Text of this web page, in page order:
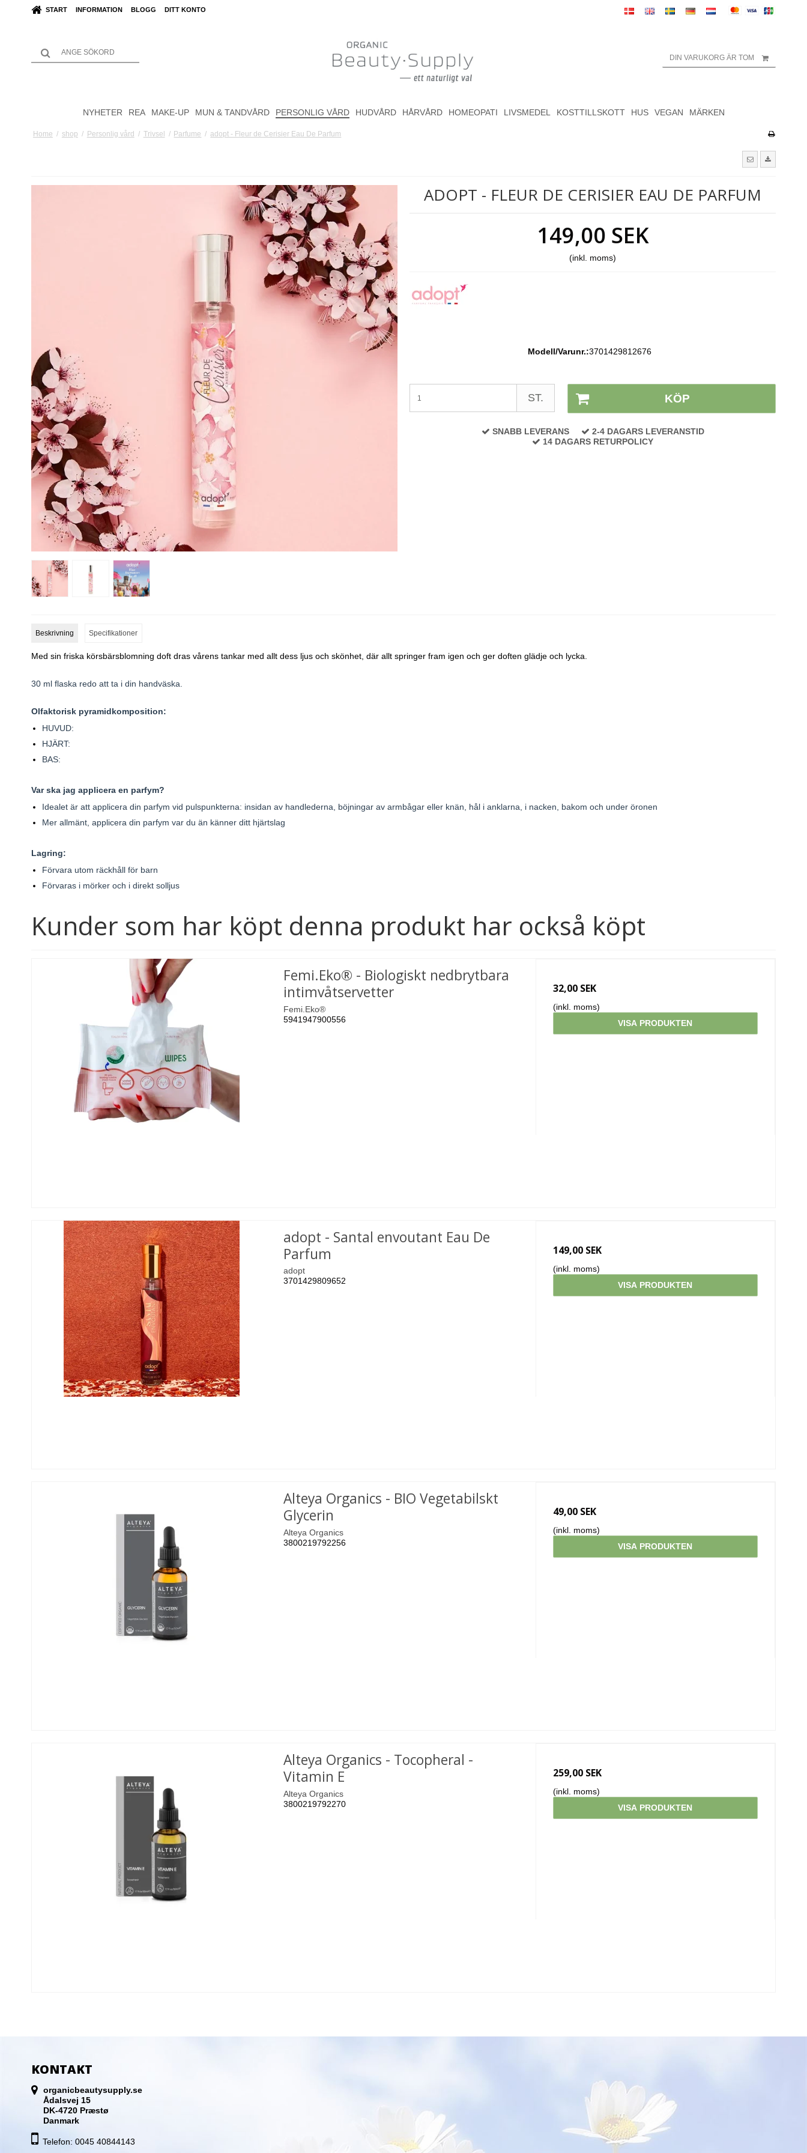
START INFORMATION BLOGG DITT KONTO
DIN VARUKORG ÄR TOM
NYHETER REA MAKE-UP MUN & TANDVÅRD PERSONLIG VÅRD HUDVÅRD HÅRVÅRD HOMEOPATI LIVSMEDEL KOSTTILLSKOTT HUS VEGAN MÄRKEN
Home / shop / Personlig vård / Trivsel / Parfume / adopt - Fleur de Cerisier Eau De Parfum
ADOPT - FLEUR DE CERISIER EAU DE PARFUM
149,00 SEK
(inkl. moms)
Modell/Varunr.:3701429812676
ST. KÖP
SNABB LEVERANS
2-4 DAGARS LEVERANSTID
14 DAGARS RETURPOLICY
Beskrivning Specifikationer
Med sin friska körsbärsblomning doft dras vårens tankar med allt dess ljus och skönhet, där allt springer fram igen och ger doften glädje och lycka.
30 ml flaska redo att ta i din handväska.
Olfaktorisk pyramidkomposition:
HUVUD:
HJÄRT:
BAS:
Var ska jag applicera en parfym?
Idealet är att applicera din parfym vid pulspunkterna: insidan av handlederna, böjningar av armbågar eller knän, hål i anklarna, i nacken, bakom och under öronen
Mer allmänt, applicera din parfym var du än känner ditt hjärtslag
Lagring:
Förvara utom räckhåll för barn
Förvaras i mörker och i direkt solljus
Kunder som har köpt denna produkt har också köpt
Femi.Eko® - Biologiskt nedbrytbara
intimvåtservetter
Femi.Eko®
5941947900556
32,00 SEK
(inkl. moms)
VISA PRODUKTEN
adopt - Santal envoutant Eau De
Parfum
adopt
3701429809652
149,00 SEK
(inkl. moms)
VISA PRODUKTEN
Alteya Organics - BIO Vegetabilskt
Glycerin
Alteya Organics
3800219792256
49,00 SEK
(inkl. moms)
VISA PRODUKTEN
Alteya Organics - Tocopheral -
Vitamin E
Alteya Organics
3800219792270
259,00 SEK
(inkl. moms)
VISA PRODUKTEN
KONTAKT
organicbeautysupply.se
Ådalsvej 15
DK-4720 Præstø
Danmark
Telefon: 0045 40844143